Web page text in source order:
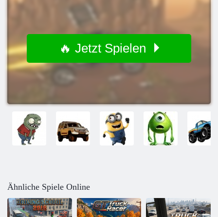
🔥 Jetzt Spielen
Ähnliche Spiele Online